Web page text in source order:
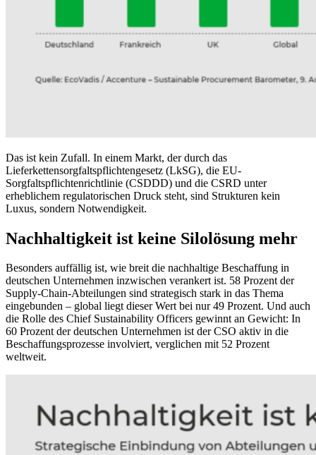
Das ist kein Zufall. In einem Markt, der durch das
Lieferkettensorgfaltspflichtengesetz (LkSG), die EU-
Sorgfaltspflichtenrichtlinie (CSDDD) und die CSRD unter
erheblichem regulatorischen Druck steht, sind Strukturen kein
Luxus, sondern Notwendigkeit.
Nachhaltigkeit ist keine Silolösung mehr
Besonders auffällig ist, wie breit die nachhaltige Beschaffung in
deutschen Unternehmen inzwischen verankert ist. 58 Prozent der
Supply-Chain-Abteilungen sind strategisch stark in das Thema
eingebunden – global liegt dieser Wert bei nur 49 Prozent. Und auch
die Rolle des Chief Sustainability Officers gewinnt an Gewicht: In
60 Prozent der deutschen Unternehmen ist der CSO aktiv in die
Beschaffungsprozesse involviert, verglichen mit 52 Prozent
weltweit.